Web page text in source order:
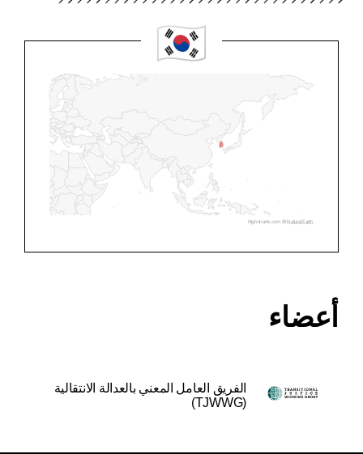
Highcharts.com ©Natural Earth
أعضاء
الفريق العامل المعني بالعدالة الانتقالية
(TJWWG)